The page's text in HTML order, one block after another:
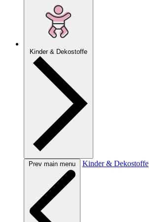
Kinder & Dekostoffe
Prev main menu Kinder & Dekostoffe